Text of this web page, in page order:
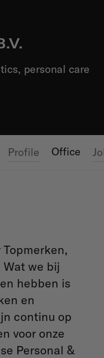
personal care
Profile Office
Wat we bij
hebben is
en
continu op
voor onze
Personal &